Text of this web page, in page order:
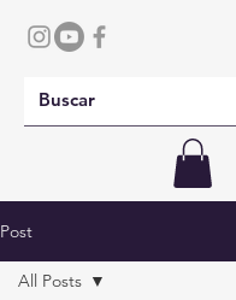
Post
All Posts